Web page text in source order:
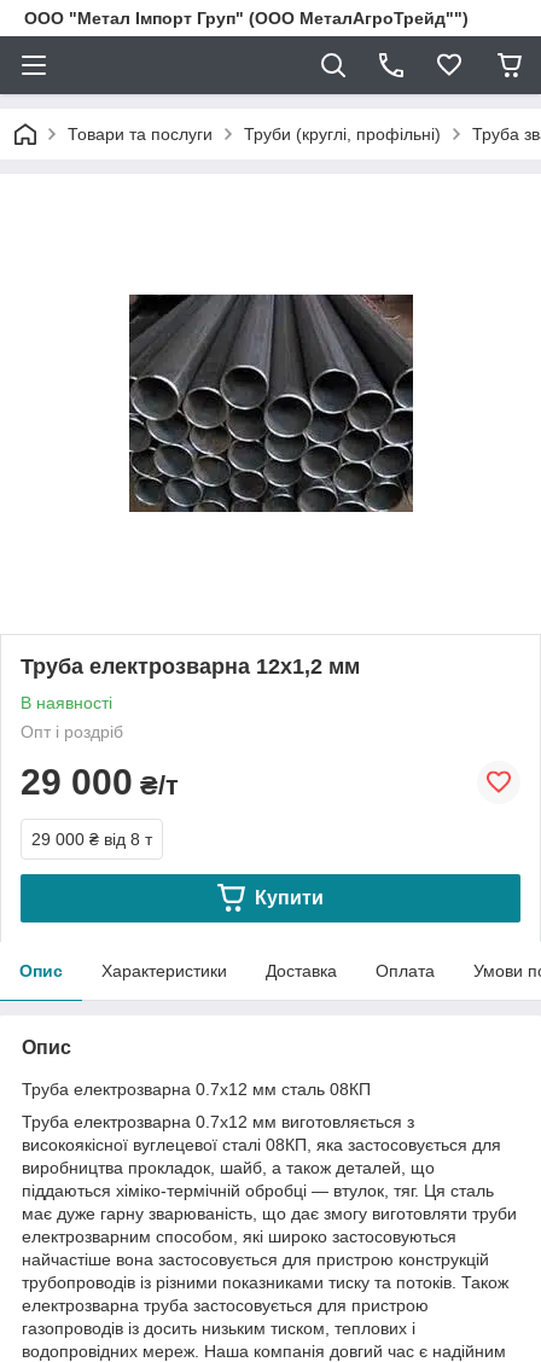
ООО "Метал Імпорт Груп" (ООО МеталАгроТрейд"")
Товари та послуги Труби (круглі, профільні) Труба
Труба електрозварна 12х1,2 мм
В наявності
Опт і роздріб
29 000 ₴/т
29 000 ₴ від 8 т
Купити
Опис Характеристики Доставка Оплата Умови
Опис
Труба електрозварна 0.7х12 мм сталь 08КП
Труба електрозварна 0.7х12 мм виготовляється з
високоякісної вуглецевої сталі 08КП, яка застосовується для
виробництва прокладок, шайб, а також деталей, що
піддаються хіміко-термічній обробці — втулок, тяг. Ця сталь
має дуже гарну зварюваність, що дає змогу виготовляти труби
електрозварним способом, які широко застосовуються
найчастіше вона застосовується для пристрою конструкцій
трубопроводів із різними показниками тиску та потоків. Також
електрозварна труба застосовується для пристрою
газопроводів із досить низьким тиском, теплових і
водопровідних мереж. Наша компанія довгий час є надійним